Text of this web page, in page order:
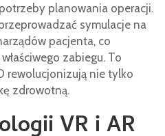
planowania operacji.
symulacje na
pacjenta, co
zabiegu. To
rewolucjonizują nie tylko
zdrowotną.
VR i AR